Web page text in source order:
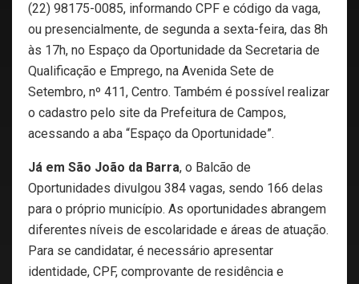
(22) 98175-0085, informando CPF e código da vaga,
ou presencialmente, de segunda a sexta-feira, das 8h
às 17h, no Espaço da Oportunidade da Secretaria de
Qualificação e Emprego, na Avenida Sete de
Setembro, nº 411, Centro. Também é possível realizar
o cadastro pelo site da Prefeitura de Campos,
acessando a aba “Espaço da Oportunidade”.
Já em São João da Barra, o Balcão de
Oportunidades divulgou 384 vagas, sendo 166 delas
para o próprio município. As oportunidades abrangem
diferentes níveis de escolaridade e áreas de atuação.
Para se candidatar, é necessário apresentar
identidade, CPF, comprovante de residência e